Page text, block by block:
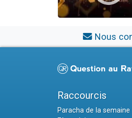
Nous
Raccourcis
Paracha de la semaine